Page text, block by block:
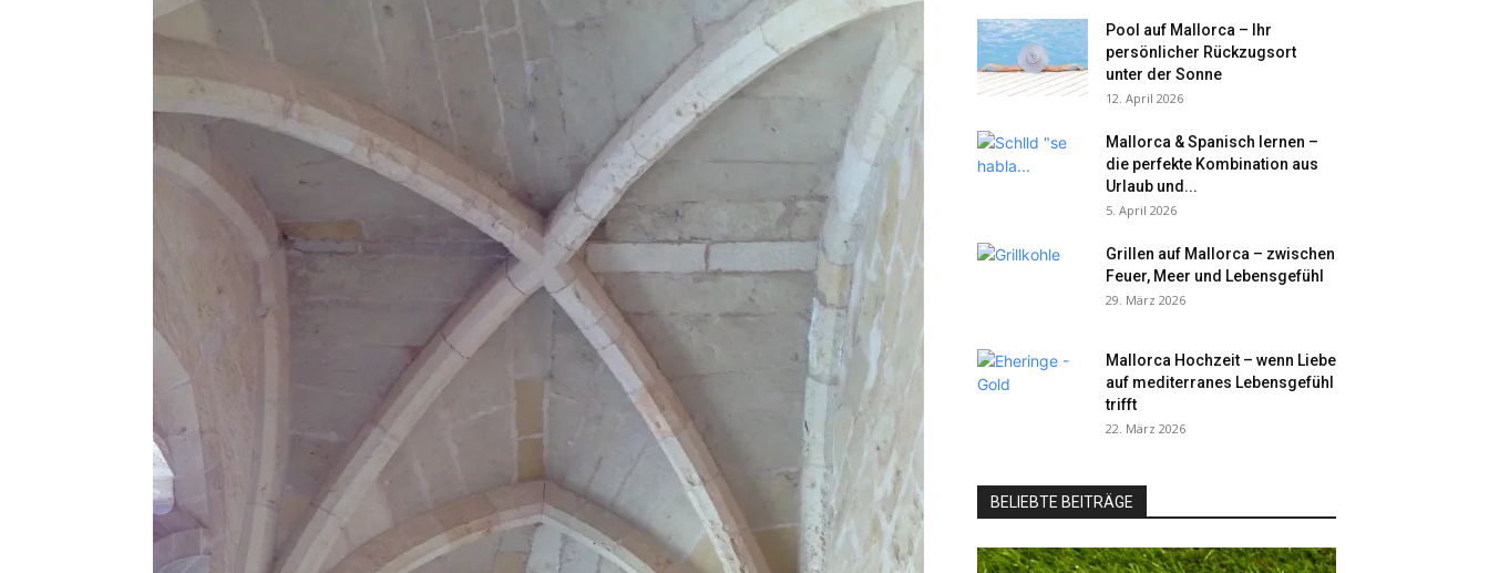
Pool auf Mallorca – Ihr
persönlicher Rückzugsort
unter der Sonne
12. April 2026
Mallorca & Spanisch lernen –
die perfekte Kombination aus
Urlaub und...
5. April 2026
Grillen auf Mallorca – zwischen
Feuer, Meer und Lebensgefühl
29. März 2026
Mallorca Hochzeit – wenn Liebe
auf mediterranes Lebensgefühl
trifft
22. März 2026
BELIEBTE BEITRÄGE